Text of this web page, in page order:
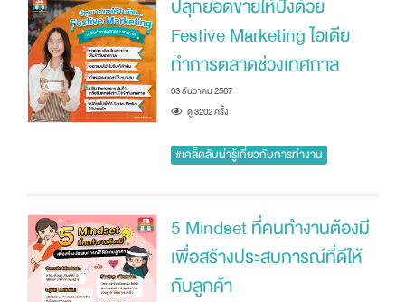
ปลุกยอดขายให้ปังด้วย
Festive Marketing ไอเดีย
ทำการตลาดช่วงเทศกาล
03 ธันวาคม 2567
ดู 3202 ครัั้ง
#เคล็ดลับน่ารู้เกี่ยวกับการทำงาน
5 Mindset ที่คนทำงานต้องมี
เพื่อสร้างประสบการณ์ที่ดีให้
กับลูกค้า